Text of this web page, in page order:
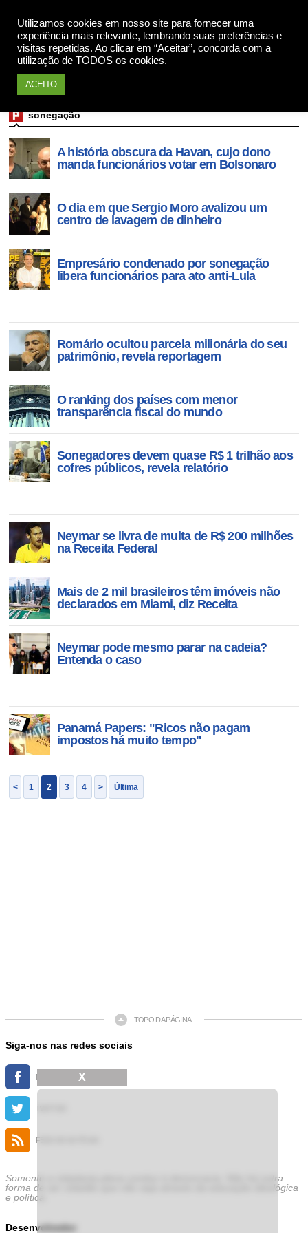
Utilizamos cookies em nosso site para fornecer uma
experiência mais relevante, lembrando suas preferências e
visitas repetidas. Ao clicar em “Aceitar”, concorda com a
utilização de TODOS os cookies.
ACEITO
sonegação
A história obscura da Havan, cujo dono
manda funcionários votar em Bolsonaro
O dia em que Sergio Moro avalizou um
centro de lavagem de dinheiro
Empresário condenado por sonegação
libera funcionários para ato anti-Lula
Romário ocultou parcela milionária do seu
patrimônio, revela reportagem
O ranking dos países com menor
transparência fiscal do mundo
Sonegadores devem quase R$ 1 trilhão aos
cofres públicos, revela relatório
Neymar se livra de multa de R$ 200 milhões
na Receita Federal
Mais de 2 mil brasileiros têm imóveis não
declarados em Miami, diz Receita
Neymar pode mesmo parar na cadeia?
Entenda o caso
Panamá Papers: "Ricos não pagam
impostos há muito tempo"
< 1 2 3 4 > Última
TOPO DA PÁGINA
Siga-nos nas redes sociais
FACEBOOK
TWITTER
FEED DE NOTÍCIAS
Somente a cidadania plena conduz à democracia. Não há outra
forma de ser cidadão que não seja através da educação ideológica
e política.
Desenvolvedor
X